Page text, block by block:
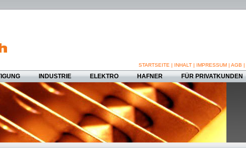
STARTSEITE | INHALT | IMPRESSUM | AGB |
INDUSTRIE ELEKTRO HAFNER FÜR PRIVATKUNDEN